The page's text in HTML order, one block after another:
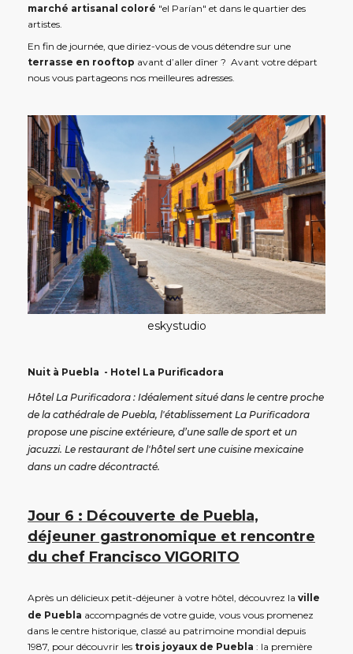
marché artisanal coloré "el Parían" et dans le quartier des
artistes.
En fin de journée, que diriez-vous de vous détendre sur une
terrasse en rooftop avant d’aller dîner ? Avant votre départ
nous vous partageons nos meilleures adresses.
eskystudio
Nuit à Puebla - Hotel La Purificadora
Hôtel La Purificadora : Idéalement situé dans le centre proche
de la cathédrale de Puebla, l'établissement La Purificadora
propose une piscine extérieure, d’une salle de sport et un
jacuzzi. Le restaurant de l'hôtel sert une cuisine mexicaine
dans un cadre décontracté.
Jour 6 : Découverte de Puebla,
déjeuner gastronomique et rencontre
du chef Francisco VIGORITO
Après un délicieux petit-déjeuner à votre hôtel, découvrez la ville
de Puebla accompagnés de votre guide, vous vous promenez
dans le centre historique, classé au patrimoine mondial depuis
1987, pour découvrir les trois joyaux de Puebla : la première